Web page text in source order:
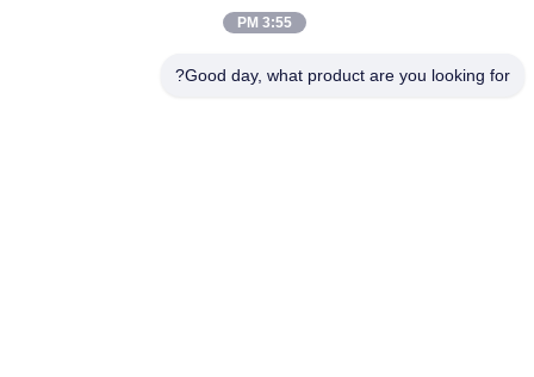
3:55 PM
Good day, what product are you looking for?